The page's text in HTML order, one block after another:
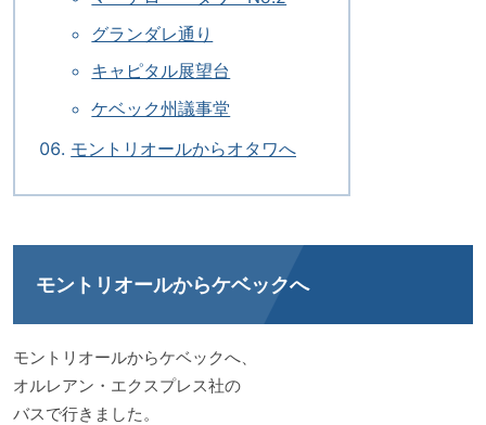
グランダレ通り
キャピタル展望台
ケベック州議事堂
モントリオールからオタワへ
モントリオールからケベックへ
モントリオールからケベックへ、
オルレアン・エクスプレス社の
バスで行きました。